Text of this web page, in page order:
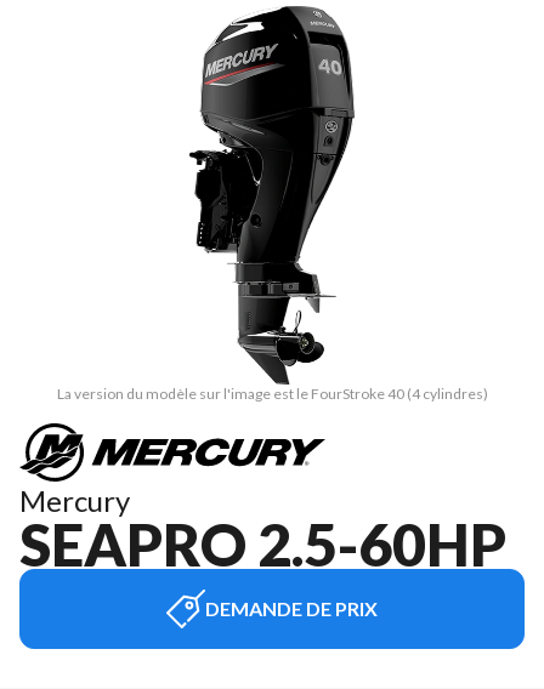
La version du modèle sur l'image est le FourStroke 40 (4 cylindres)
Mercury
SEAPRO 2.5-60HP
DEMANDE DE PRIX